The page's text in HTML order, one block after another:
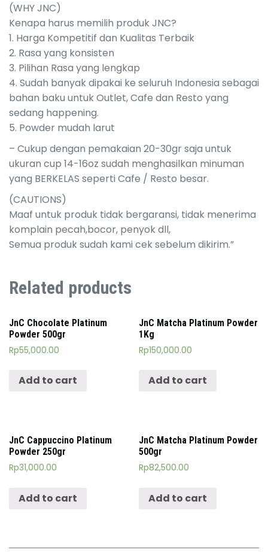
(WHY JNC)
Kenapa harus memilih produk JNC?
1. Harga Kompetitif dan Kualitas Terbaik
2. Rasa yang konsisten
3. Pilihan Rasa yang lengkap
4. Sudah banyak dipakai ke seluruh Indonesia sebagai
bahan baku untuk Outlet, Cafe dan Resto yang
sedang happening.
5. Powder mudah larut
– Cukup dengan pemakaian 20-30gr saja untuk
ukuran cup 14-16oz sudah menghasilkan minuman
yang BERKELAS seperti Cafe / Resto besar.
(CAUTIONS)
Maaf untuk produk tidak bergaransi, tidak menerima
komplain pecah,bocor, penyok dll,
Semua produk sudah kami cek sebelum dikirim.”
Related products
JnC Chocolate Platinum
Powder 500gr
Rp55,000.00
Add to cart
JnC Matcha Platinum Powder
1Kg
Rp150,000.00
Add to cart
JnC Cappuccino Platinum
Powder 250gr
Rp31,000.00
Add to cart
JnC Matcha Platinum Powder
500gr
Rp82,500.00
Add to cart